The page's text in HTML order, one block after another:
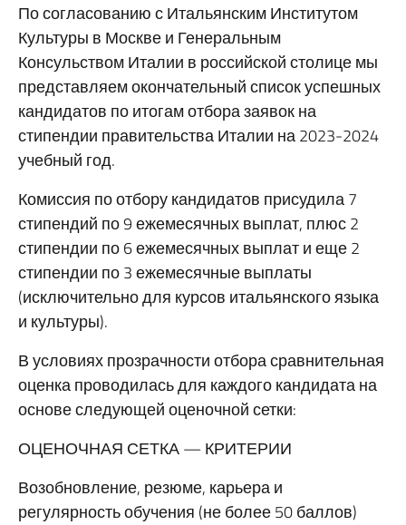
По согласованию с Итальянским Институтом
Культуры в Москве и Генеральным
Консульством Италии в российской столице мы
представляем окончательный список успешных
кандидатов по итогам отбора заявок на
стипендии правительства Италии на 2023-2024
учебный год.
Комиссия по отбору кандидатов присудила 7
стипендий по 9 ежемесячных выплат, плюс 2
стипендии по 6 ежемесячных выплат и еще 2
стипендии по 3 ежемесячные выплаты
(исключительно для курсов итальянского языка
и культуры).
В условиях прозрачности отбора сравнительная
оценка проводилась для каждого кандидата на
основе следующей оценочной сетки:
ОЦЕНОЧНАЯ СЕТКА — КРИТЕРИИ
Возобновление, резюме, карьера и
регулярность обучения (не более 50 баллов)